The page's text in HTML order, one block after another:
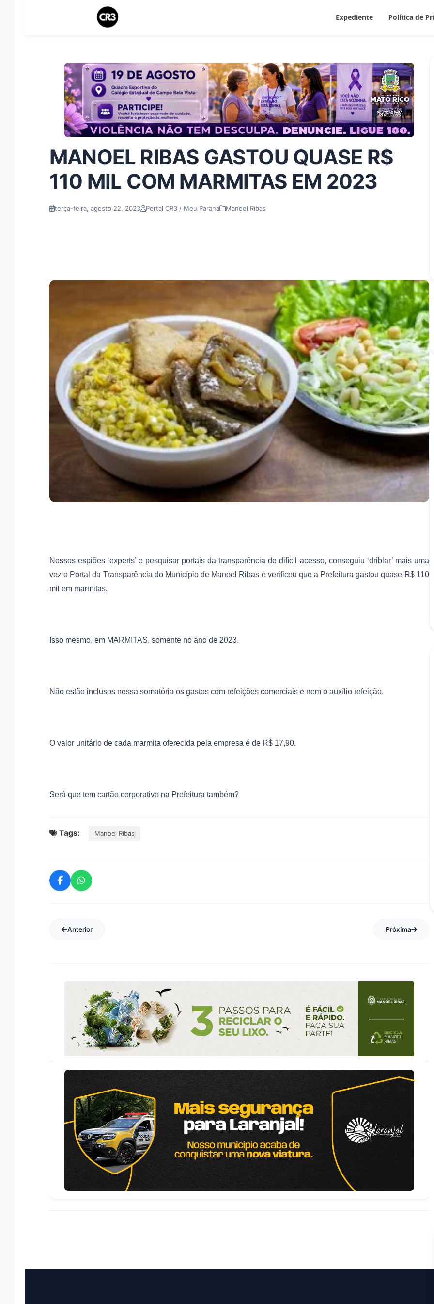
Expediente Política de
MANOEL RIBAS GASTOU QUASE R$
110 MIL COM MARMITAS EM 2023
terça-feira, agosto 22, 2023 Portal CR3 / Meu Paraná Manoel Ribas
Nossos espiões ‘experts’ e pesquisar portais da transparência de difícil acesso, conseguiu ‘driblar’ mais uma
vez o Portal da Transparência do Município de Manoel Ribas e verificou que a Prefeitura gastou quase R$ 110
mil em marmitas.
Isso mesmo, em MARMITAS, somente no ano de 2023.
Não estão inclusos nessa somatória os gastos com refeições comerciais e nem o auxílio refeição.
O valor unitário de cada marmita oferecida pela empresa é de R$ 17,90.
Será que tem cartão corporativo na Prefeitura também?
Tags: Manoel Ribas
Anterior Próxima